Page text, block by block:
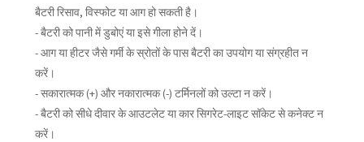
बैटरी रिसाव, विस्फोट या आग हो सकती है।
- बैटरी को पानी में डुबोएं या इसे गीला होने दें।
- आग या हीटर जैसे गर्मी के स्रोतों के पास बैटरी का उपयोग या संग्रहीत न
करें।
- सकारात्मक (+) और नकारात्मक (-) टर्मिनलों को उल्टा न करें।
- बैटरी को सीधे दीवार के आउटलेट या कार सिगरेट-लाइट सॉकेट से कनेक्ट न
करें।